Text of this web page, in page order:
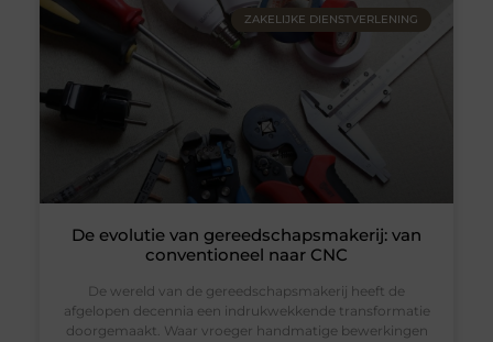
ZAKELIJKE DIENSTVERLENING
De evolutie van gereedschapsmakerij: van
conventioneel naar CNC
De wereld van de gereedschapsmakerij heeft de
afgelopen decennia een indrukwekkende transformatie
doorgemaakt. Waar vroeger handmatige bewerkingen